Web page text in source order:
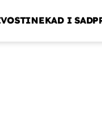
NEKAD I SAD